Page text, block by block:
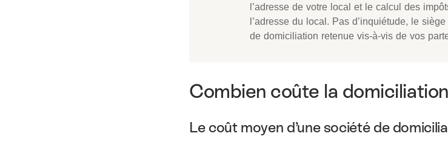
l’adresse de votre local et le calcul des
l’adresse du local. Pas d’inquiétude, le
de domiciliation retenue vis-à-vis de vos
Combien coûte la
Le coût moyen d’une société de